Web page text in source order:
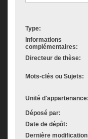
Type:
Informations
complémentaires:
Directeur de thèse:
Mots-clés ou Sujets:
Unité d'appartenance:
Déposé par:
Date de dépôt:
Dernière